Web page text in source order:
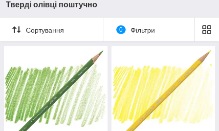
Тверді олівці поштучно
Сортування 0 Фільтри